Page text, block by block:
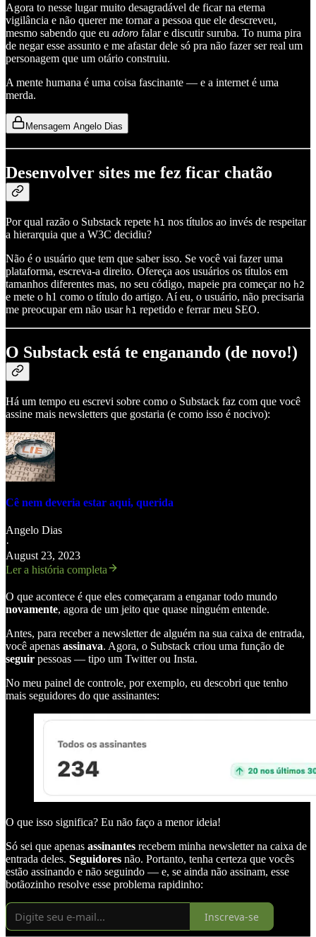
Agora to nesse lugar muito desagradável de ficar na eterna
vigilância e não querer me tornar a pessoa que ele descreveu,
mesmo sabendo que eu adoro falar e discutir suruba. To numa pira
de negar esse assunto e me afastar dele só pra não fazer ser real um
personagem que um otário construiu.
A mente humana é uma coisa fascinante — e a internet é uma
merda.
Mensagem Angelo Dias
Desenvolver sites me fez ficar chatão
Por qual razão o Substack repete h1 nos títulos ao invés de respeitar
a hierarquia que a W3C decidiu?
Não é o usuário que tem que saber isso. Se você vai fazer uma
plataforma, escreva-a direito. Ofereça aos usuários os títulos em
tamanhos diferentes mas, no seu código, mapeie pra começar no h2
e mete o h1 como o título do artigo. Aí eu, o usuário, não precisaria
me preocupar em não usar h1 repetido e ferrar meu SEO.
O Substack está te enganando (de novo!)
Há um tempo eu escrevi sobre como o Substack faz com que você
assine mais newsletters que gostaria (e como isso é nocivo):
Cê nem deveria estar aqui, querida
Angelo Dias
·
August 23, 2023
Ler a história completa
O que acontece é que eles começaram a enganar todo mundo
novamente, agora de um jeito que quase ninguém entende.
Antes, para receber a newsletter de alguém na sua caixa de entrada,
você apenas assinava. Agora, o Substack criou uma função de
seguir pessoas — tipo um Twitter ou Insta.
No meu painel de controle, por exemplo, eu descobri que tenho
mais seguidores do que assinantes:
O que isso significa? Eu não faço a menor ideia!
Só sei que apenas assinantes recebem minha newsletter na caixa de
entrada deles. Seguidores não. Portanto, tenha certeza que vocês
estão assinando e não seguindo — e, se ainda não assinam, esse
botãozinho resolve esse problema rapidinho:
Inscreva-se